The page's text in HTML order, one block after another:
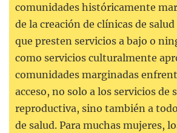
comunidades históricamente
de la creación de clínicas de
que presten servicios a bajo o
como servicios culturalmente
comunidades marginadas
acceso, no solo a los servicios de
reproductiva, sino también a
de salud. Para muchas mujeres,